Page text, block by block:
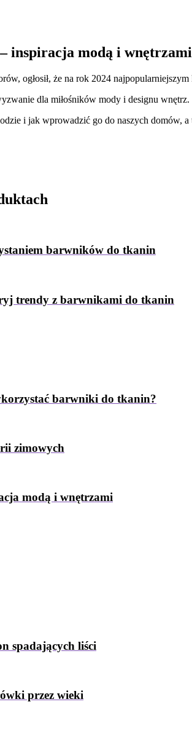
inspiracja modą i
ogłosił, że na rok 2024
dla miłośników mody i designu wnętrz.
i jak wprowadzić go do naszych domów,
barwników do tkanin
trendy z barwnikami do tkanin
barwniki do tkanin?
zimowych
modą i wnętrzami
spadających liści
przez wieki